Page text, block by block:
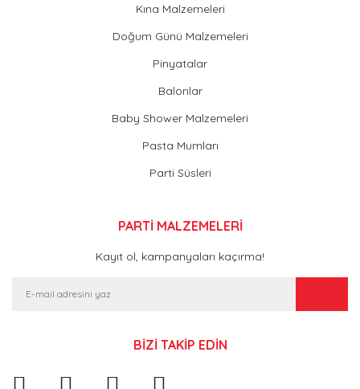
Kına Malzemeleri
Doğum Günü Malzemeleri
Pinyatalar
Balonlar
Baby Shower Malzemeleri
Pasta Mumları
Parti Süsleri
PARTİ MALZEMELERİ
Kayıt ol, kampanyaları kaçırma!
BİZİ TAKİP EDİN